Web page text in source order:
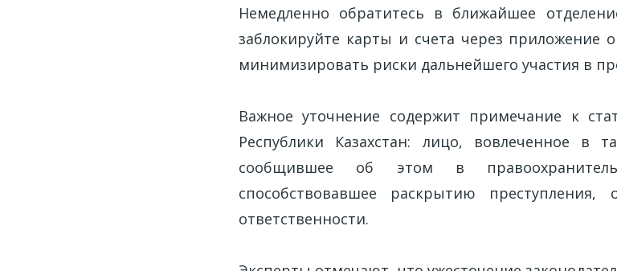
Немедленно обратитесь в ближайшее
заблокируйте карты и счета через приложение
минимизировать риски дальнейшего участия в
Важное уточнение содержит примечание к
Республики Казахстан: лицо, вовлеченное в
сообщившее об этом в
способствовавшее раскрытию преступления,
ответственности.